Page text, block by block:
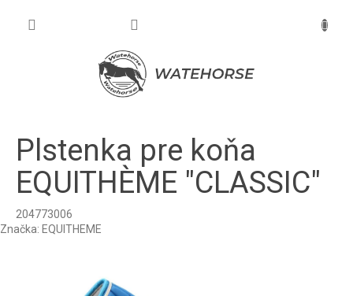
Plstenka pre koňa
EQUITHÈME "CLASSIC"
204773006
Značka: EQUITHEME